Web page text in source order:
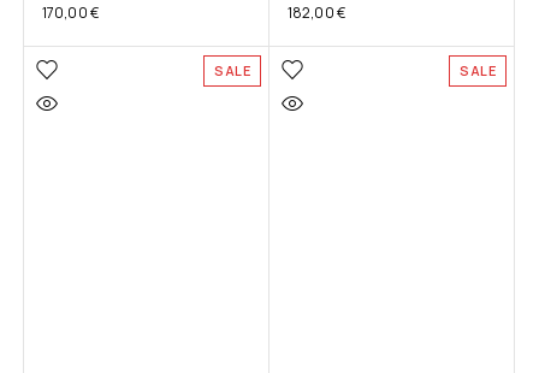
170,00€ 182,00€
SALE SALE